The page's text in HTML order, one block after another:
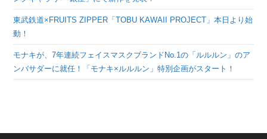
東武鉄道×FRUITS ZIPPER「TOBU KAWAII PROJECT」本日より始
動！
モナキが、7年連続フェイスマスクブランドNo.1の「ルルルン」のア
ンバサダーに就任！「モナキ×ルルルン」特別企画がスタート！